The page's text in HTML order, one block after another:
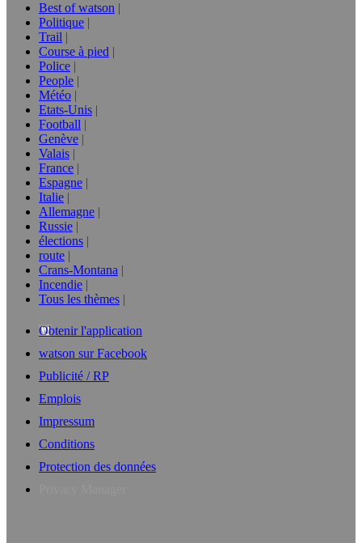
Best of watson
Politique
Trail
Course à pied
Police
People
Météo
Etats-Unis
Football
Genève
Valais
France
Espagne
Italie
Allemagne
Russie
élections
route
Crans-Montana
Incendie
Tous les thèmes
Obtenir l'application
watson sur Facebook
Publicité / RP
Emplois
Impressum
Conditions
Protection des données